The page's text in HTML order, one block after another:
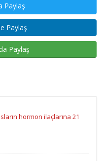
Paylaş
Paylaş
Paylaş
hormon ilaçlarına 21